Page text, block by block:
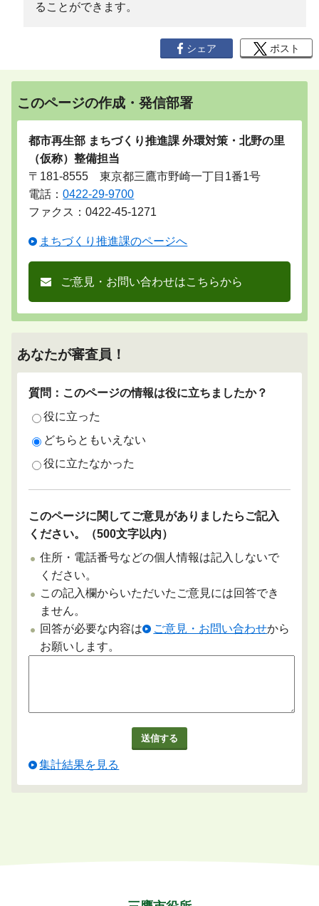
ることができます。
シェア ポスト
このページの作成・発信部署
都市再生部 まちづくり推進課 外環対策・北野の里
（仮称）整備担当
〒181-8555 東京都三鷹市野崎一丁目1番1号
電話：0422-29-9700
ファクス：0422-45-1271
まちづくり推進課のページへ
ご意見・お問い合わせはこちらから
あなたが審査員！
質問：このページの情報は役に立ちましたか？
役に立った
どちらともいえない
役に立たなかった
このページに関してご意見がありましたらご記入
ください。（500文字以内）
住所・電話番号などの個人情報は記入しないで
ください。
この記入欄からいただいたご意見には回答でき
ません。
回答が必要な内容は
ご意見・お問い合わせから
お願いします。
集計結果を見る